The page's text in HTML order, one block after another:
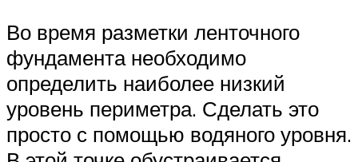
Во время разметки ленточного
фундамента необходимо
определить наиболее низкий
уровень периметра. Сделать это
просто с помощью водяного уровня.